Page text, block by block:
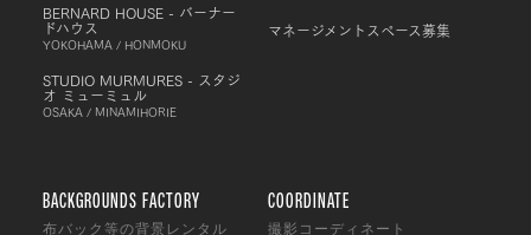
BERNARD HOUSE - バーナー
ドハウス
YOKOHAMA / HONMOKU
STUDIO MURMURES - スタジ
オ ミューミュル
OSAKA / MINAMIHORIE
マネージメントスペース募集
BACKGROUNDS FACTORY
布バック等の背景レンタル
COORDINATE
撮影コーディネート